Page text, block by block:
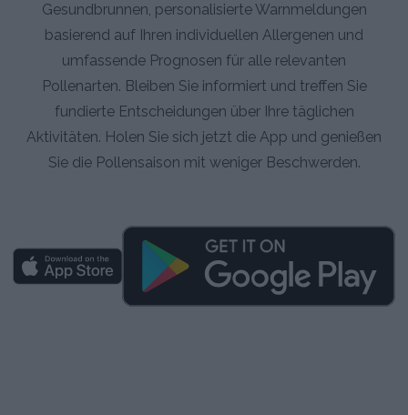
Gesundbrunnen, personalisierte Warnmeldungen
basierend auf Ihren individuellen Allergenen und
umfassende Prognosen für alle relevanten
Pollenarten. Bleiben Sie informiert und treffen Sie
fundierte Entscheidungen über Ihre täglichen
Aktivitäten. Holen Sie sich jetzt die App und genießen
Sie die Pollensaison mit weniger Beschwerden.